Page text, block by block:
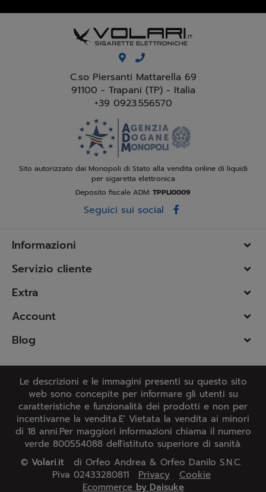
C.so Piersanti Mattarella 69
91100 - Trapani (TP) - Italia
+39 0923.556570
Sito autorizzato dai Monopoli di Stato alla vendita online di liquidi
per sigaretta elettronica
Deposito fiscale ADM: TPPLI0009
Seguici sui social
Informazioni
Servizio cliente
Extra
Account
Blog
Le descrizioni e le immagini presenti su questo sito
web sono concepite per informare gli utenti su
caratteristiche e funzionalità dei prodotti e non per
incentivarne la vendita.E' Vietata la vendita ai minori
di 18 anni.Per maggiori informazioni chiama il numero
verde 800554088 dell'istituto superiore di sanità.
© Volari.it
di Orfeo Andrea & Orfeo Danilo S.N.C.
Piva 02433280811
Privacy
Cookie
Ecommerce by Daisuke